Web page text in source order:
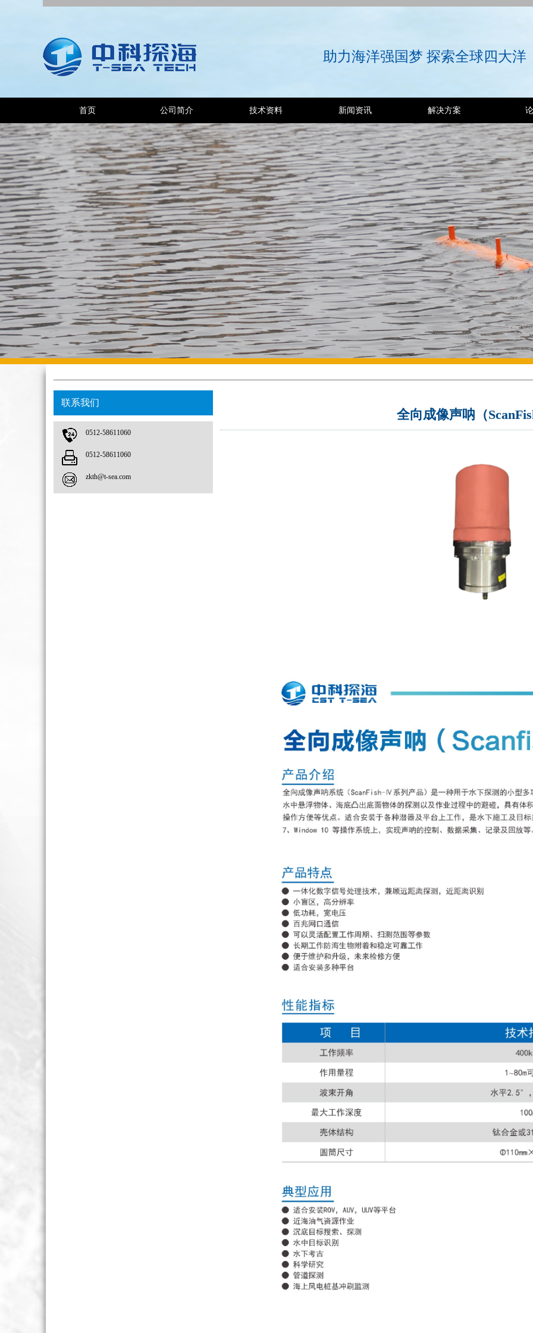
助力海洋强国梦 探索全球四大洋
首页 公司简介 技术资料 新闻资讯 解决方案
联系我们
0512-58611060
0512-58611060
zkth@t-sea.com
全向成像声呐（